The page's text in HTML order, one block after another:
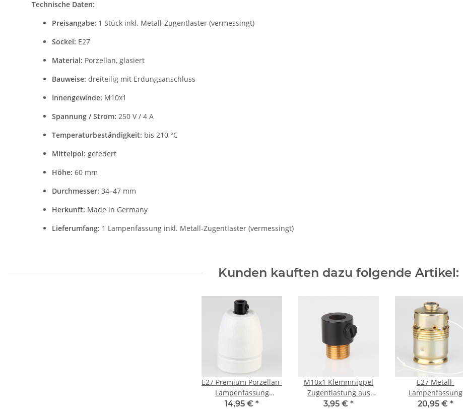
Technische Daten:
Preisangabe: 1 Stück inkl. Metall-Zugentlaster (vermessingt)
Sockel: E27
Material: Porzellan, glasiert
Bauweise: dreiteilig mit Erdungsanschluss
Innengewinde: M10x1
Spannung / Strom: 250 V / 4 A
Temperaturbeständigkeit: bis 210 °C
Mittelpol: gefedert
Höhe: 60 mm
Durchmesser: 34–47 mm
Herkunft: Made in Germany
Lieferumfang: 1 Lampenfassung inkl. Metall-Zugentlaster (vermessingt)
Kunden kauften dazu folgende Artikel:
E27 Premium Porzellan-
Lampenfassung
glasiert, inkl. Metall-
14,95 € *
M10x1 Klemmnippel
Zugentlastung aus
Metall Schwarz mit
3,95 € *
E27 Metall-
Lampenfassung
vermessingt mit
20,95 € *